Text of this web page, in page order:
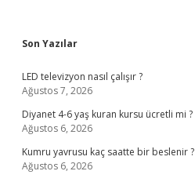
Sidebar
Son Yazılar
LED televizyon nasıl çalışır ?
Ağustos 7, 2026
Diyanet 4-6 yaş kuran kursu ücretli mi ?
Ağustos 6, 2026
Kumru yavrusu kaç saatte bir beslenir ?
Ağustos 6, 2026